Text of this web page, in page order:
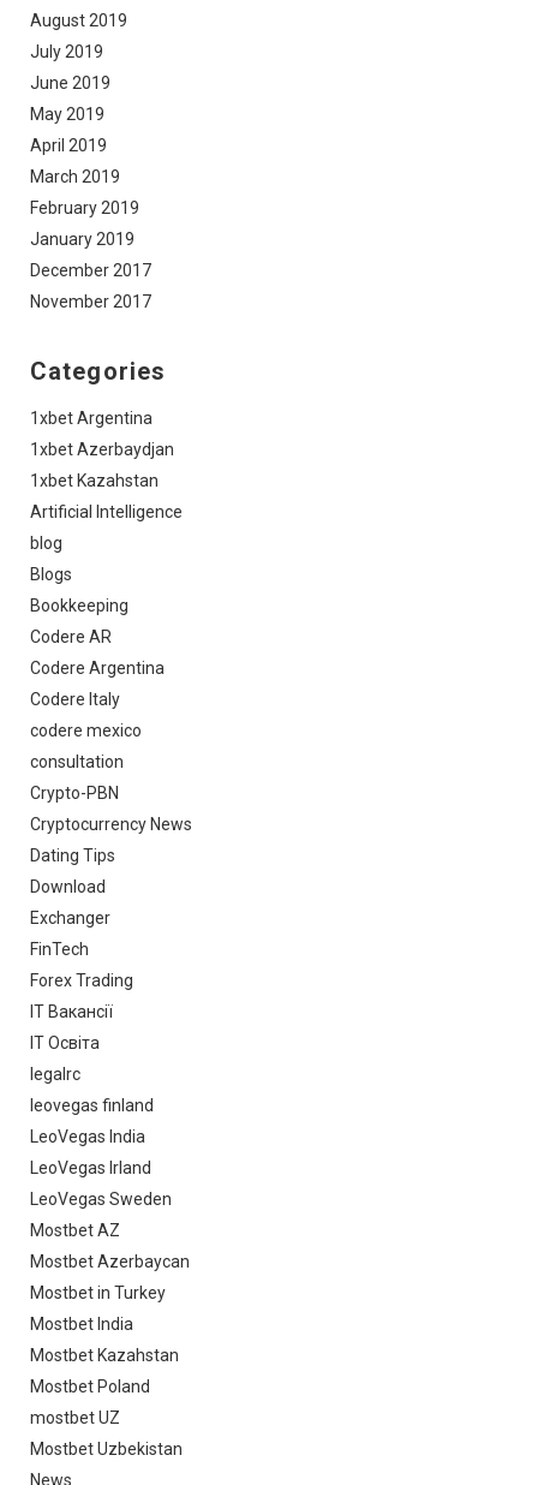
August 2019
July 2019
June 2019
May 2019
April 2019
March 2019
February 2019
January 2019
December 2017
November 2017
Categories
1xbet Argentina
1xbet Azerbaydjan
1xbet Kazahstan
Artificial Intelligence
blog
Blogs
Bookkeeping
Codere AR
Codere Argentina
Codere Italy
codere mexico
consultation
Crypto-PBN
Cryptocurrency News
Dating Tips
Download
Exchanger
FinTech
Forex Trading
IT Вакансії
IT Освіта
legalrc
leovegas finland
LeoVegas India
LeoVegas Irland
LeoVegas Sweden
Mostbet AZ
Mostbet Azerbaycan
Mostbet in Turkey
Mostbet India
Mostbet Kazahstan
Mostbet Poland
mostbet UZ
Mostbet Uzbekistan
News